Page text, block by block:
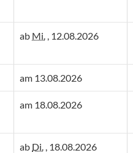
ab Mi. , 12.08.2026
am 13.08.2026
am 18.08.2026
ab Di. , 18.08.2026